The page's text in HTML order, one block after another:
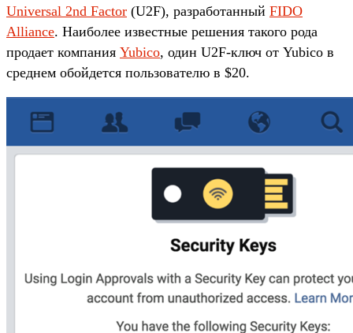
Universal 2nd Factor (U2F), разработанный FIDO
Alliance. Наиболее известные решения такого рода
продает компания Yubico, один U2F-ключ от Yubico в
среднем обойдется пользователю в $20.